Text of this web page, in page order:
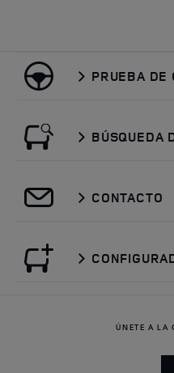
PRUEBA DE
BÚSQUEDA
CONTACTO
ÚNETE A LA